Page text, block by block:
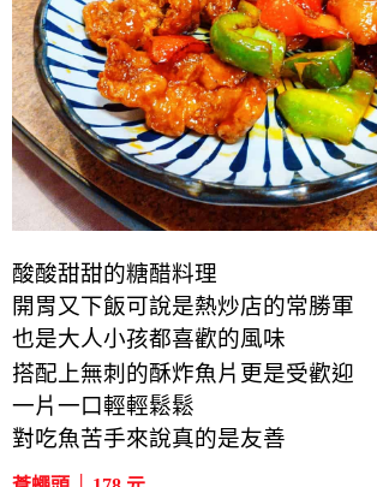
酸酸甜甜的糖醋料理
開胃又下飯可說是熱炒店的常勝軍
也是大人小孩都喜歡的風味
搭配上無刺的酥炸魚片更是受歡迎
一片一口輕輕鬆鬆
對吃魚苦手來說真的是友善